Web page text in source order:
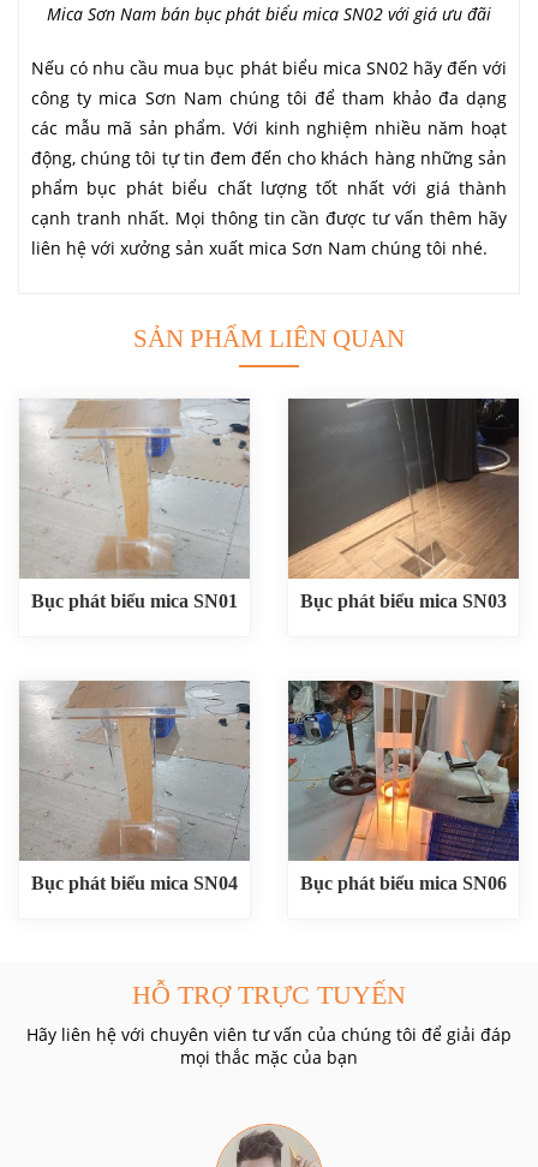
Mica Sơn Nam bán bục phát biểu mica SN02 với giá ưu đãi
Nếu có nhu cầu mua bục phát biểu mica SN02 hãy đến với
công ty mica Sơn Nam chúng tôi để tham khảo đa dạng
các mẫu mã sản phẩm. Với kinh nghiệm nhiều năm hoạt
động, chúng tôi tự tin đem đến cho khách hàng những sản
phẩm bục phát biểu chất lượng tốt nhất với giá thành
cạnh tranh nhất. Mọi thông tin cần được tư vấn thêm hãy
liên hệ với xưởng sản xuất mica Sơn Nam chúng tôi nhé.
SẢN PHẨM LIÊN QUAN
Bục phát biểu mica SN01 Bục phát biểu mica SN03
Bục phát biểu mica SN04 Bục phát biểu mica SN06
HỖ TRỢ TRỰC TUYẾN
Hãy liên hệ với chuyên viên tư vấn của chúng tôi để giải đáp
mọi thắc mặc của bạn